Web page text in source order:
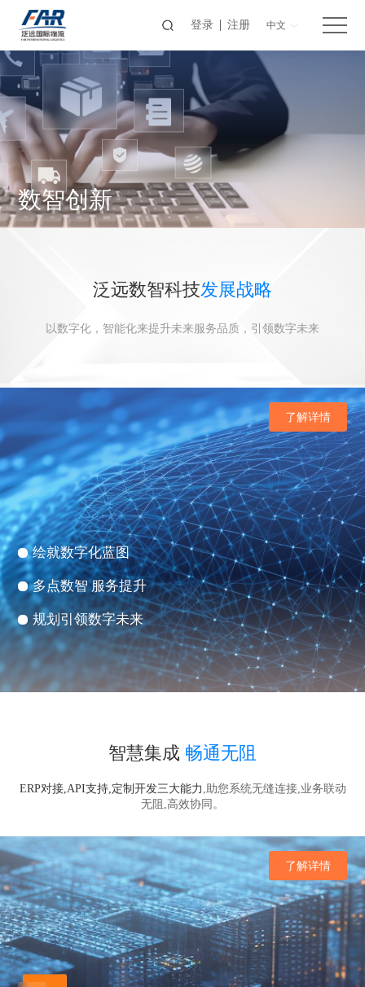
登录 注册 中文
数智创新
泛远数智科技发展战略
以数字化，智能化来提升未来服务品质，引领数字未来
绘就数字化蓝图
多点数智 服务提升
规划引领数字未来
了解详情
智慧集成 畅通无阻
ERP对接,API支持,定制开发三大能力,助您系统无缝连接,业务联动
无阻,高效协同。
了解详情